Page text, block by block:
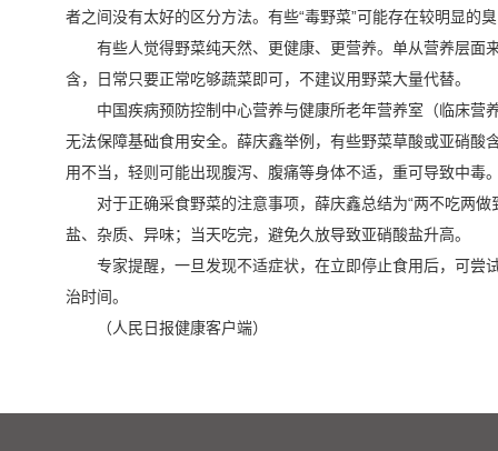
者之间没有太好的区分方法。有些“毒野菜”可能存在较明显的
有些人觉得野菜纯天然、更健康、更营养。单从营养层面
含，日常只要正常吃够蔬菜即可，不建议用野菜大量代替。
中国疾病预防控制中心营养与健康所老年营养室（临床
无法保障基础食用安全。薛庆鑫举例，有些野菜草酸或亚硝
用不当，轻则可能出现腹泻、腹痛等身体不适，重可导致中毒
对于正确采食野菜的注意事项，薛庆鑫总结为“两不吃两
盐、杂质、异味；当天吃完，避免久放导致亚硝酸盐升高。
专家提醒，一旦发现不适症状，在立即停止食用后，可
治时间。
（人民日报健康客户端）